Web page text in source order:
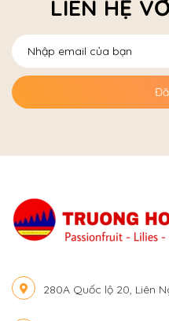
LIÊN HỆ
280A Quốc lộ 20, Liên